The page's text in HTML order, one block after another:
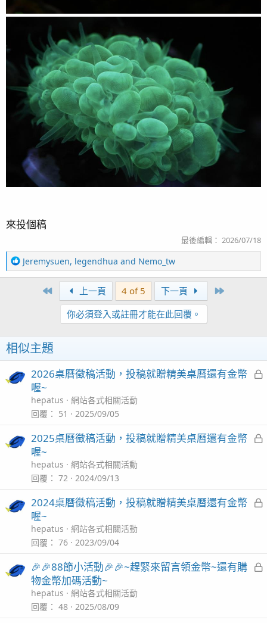
來投個稿
最後編輯： 2026/07/18
R
e
n
s
：
Jeremysuen, legendhua and Nemo_tw
First 上一頁 4 of 5 下一頁
你必須登入或註冊才能在此回覆。
相似主題
2026桌曆徵稿活動，投稿就贈精美桌曆還有金幣
喔~
hepatus
網站各式相關活動
回覆
51 2025/09/05
2025桌曆徵稿活動，投稿就贈精美桌曆還有金幣
喔~
hepatus
網站各式相關活動
回覆
72 2024/09/13
2024桌曆徵稿活動，投稿就贈精美桌曆還有金幣
喔~
hepatus
網站各式相關活動
回覆
76 2023/09/04
🎉🎉88節小活動🎉🎉~趕緊來留言領金幣~還有購
物金幣加碼活動~
hepatus
網站各式相關活動
回覆
48 2025/08/09